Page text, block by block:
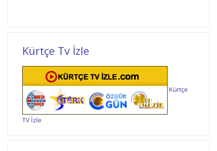
Kürtçe Tv İzle
Kürtçe
TV İzle